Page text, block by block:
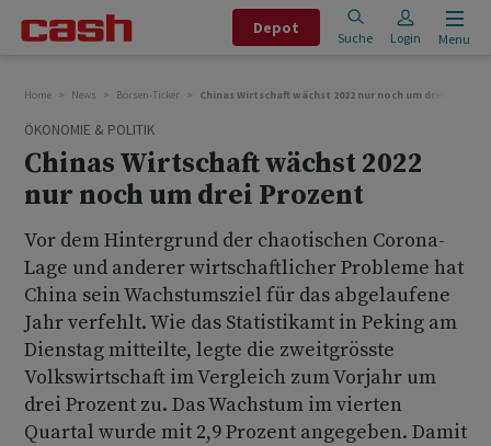
Depot
Suche Login Menu
Home News Börsen-Ticker Chinas Wirtschaft wächst 2022 nur noch um drei Prozent
ÖKONOMIE & POLITIK
Chinas Wirtschaft wächst 2022
nur noch um drei Prozent
Vor dem Hintergrund der chaotischen Corona-
Lage und anderer wirtschaftlicher Probleme hat
China sein Wachstumsziel für das abgelaufene
Jahr verfehlt. Wie das Statistikamt in Peking am
Dienstag mitteilte, legte die zweitgrösste
Volkswirtschaft im Vergleich zum Vorjahr um
drei Prozent zu. Das Wachstum im vierten
Quartal wurde mit 2,9 Prozent angegeben. Damit